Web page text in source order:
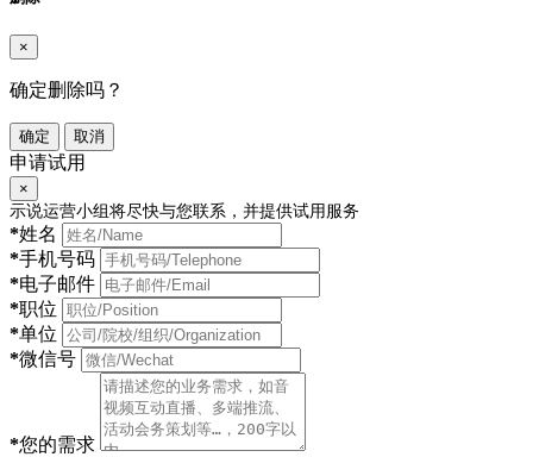
×
确定删除吗？
确定 取消
申请试用
×
示说运营小组将尽快与您联系，并提供试用服务
*姓名
*手机号码
*电子邮件
*职位
*单位
*微信号
*您的需求